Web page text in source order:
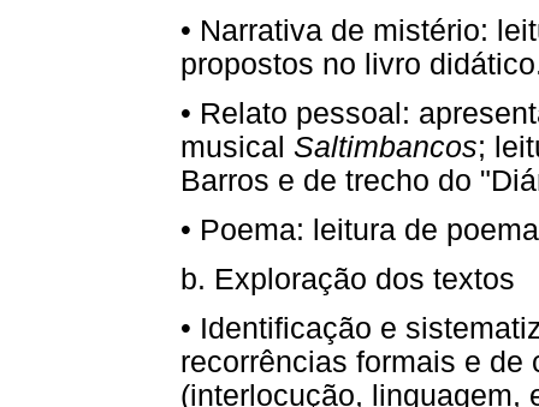
• Narrativa de mistério:
propostos no livro
• Relato pessoal:
musical Saltimbancos;
Barros e de trecho do
• Poema: leitura de
b. Exploração dos textos
• Identificação e
recorrências formais e de
(interlocução, linguagem,